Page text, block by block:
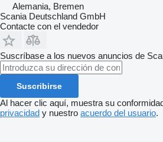
Alemania, Bremen
Scania Deutschland GmbH
Contacte con el vendedor
Suscríbase a los nuevos anuncios de
Suscribirse
Al hacer clic aquí, muestra su
privacidad y nuestro acuerdo del usuario.